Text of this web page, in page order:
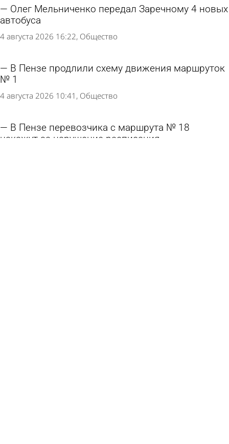
Олег Мельниченко передал Заречному 4 новых
автобуса
4 августа 2026 16:22 Общество
В Пензе продлили схему движения маршруток
№ 1
4 августа 2026 10:41 Общество
В Пензе перевозчика с маршрута № 18
накажут за нарушение расписания